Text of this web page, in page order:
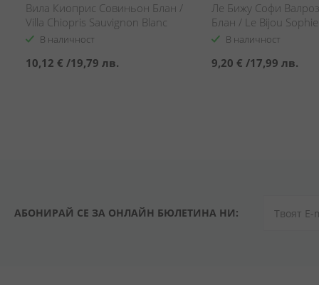
Вила Киоприс Совиньон Блан /
Villa Chiopris Sauvignon Blanc
Friuli Grave DOC
В наличност
10,12 € /19,79 лв.
Ле Бижу Софи
Блан / Le Bijou
Sauvignon Blanc
В наличност
9,20 € /17,99 лв.
АБОНИРАЙ СЕ ЗА ОНЛАЙН БЮЛЕТИНА НИ: